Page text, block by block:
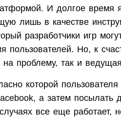
И долгое время
лишь в качестве
разработчики игр
пользователей. Но, к
на проблему, так и
которой
а затем посылать
все еще работает,